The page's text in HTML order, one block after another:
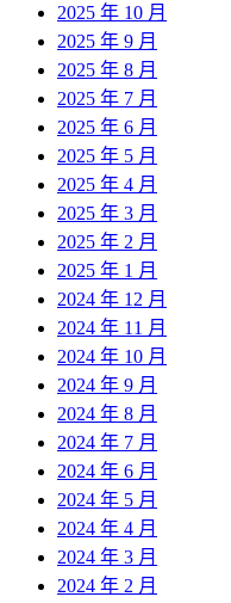
2025 年 10 月
2025 年 9 月
2025 年 8 月
2025 年 7 月
2025 年 6 月
2025 年 5 月
2025 年 4 月
2025 年 3 月
2025 年 2 月
2025 年 1 月
2024 年 12 月
2024 年 11 月
2024 年 10 月
2024 年 9 月
2024 年 8 月
2024 年 7 月
2024 年 6 月
2024 年 5 月
2024 年 4 月
2024 年 3 月
2024 年 2 月